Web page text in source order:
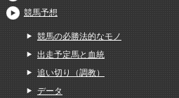
競馬予想
競馬の必勝法的なモノ
出走予定馬と血統
追い切り（調教）
データ